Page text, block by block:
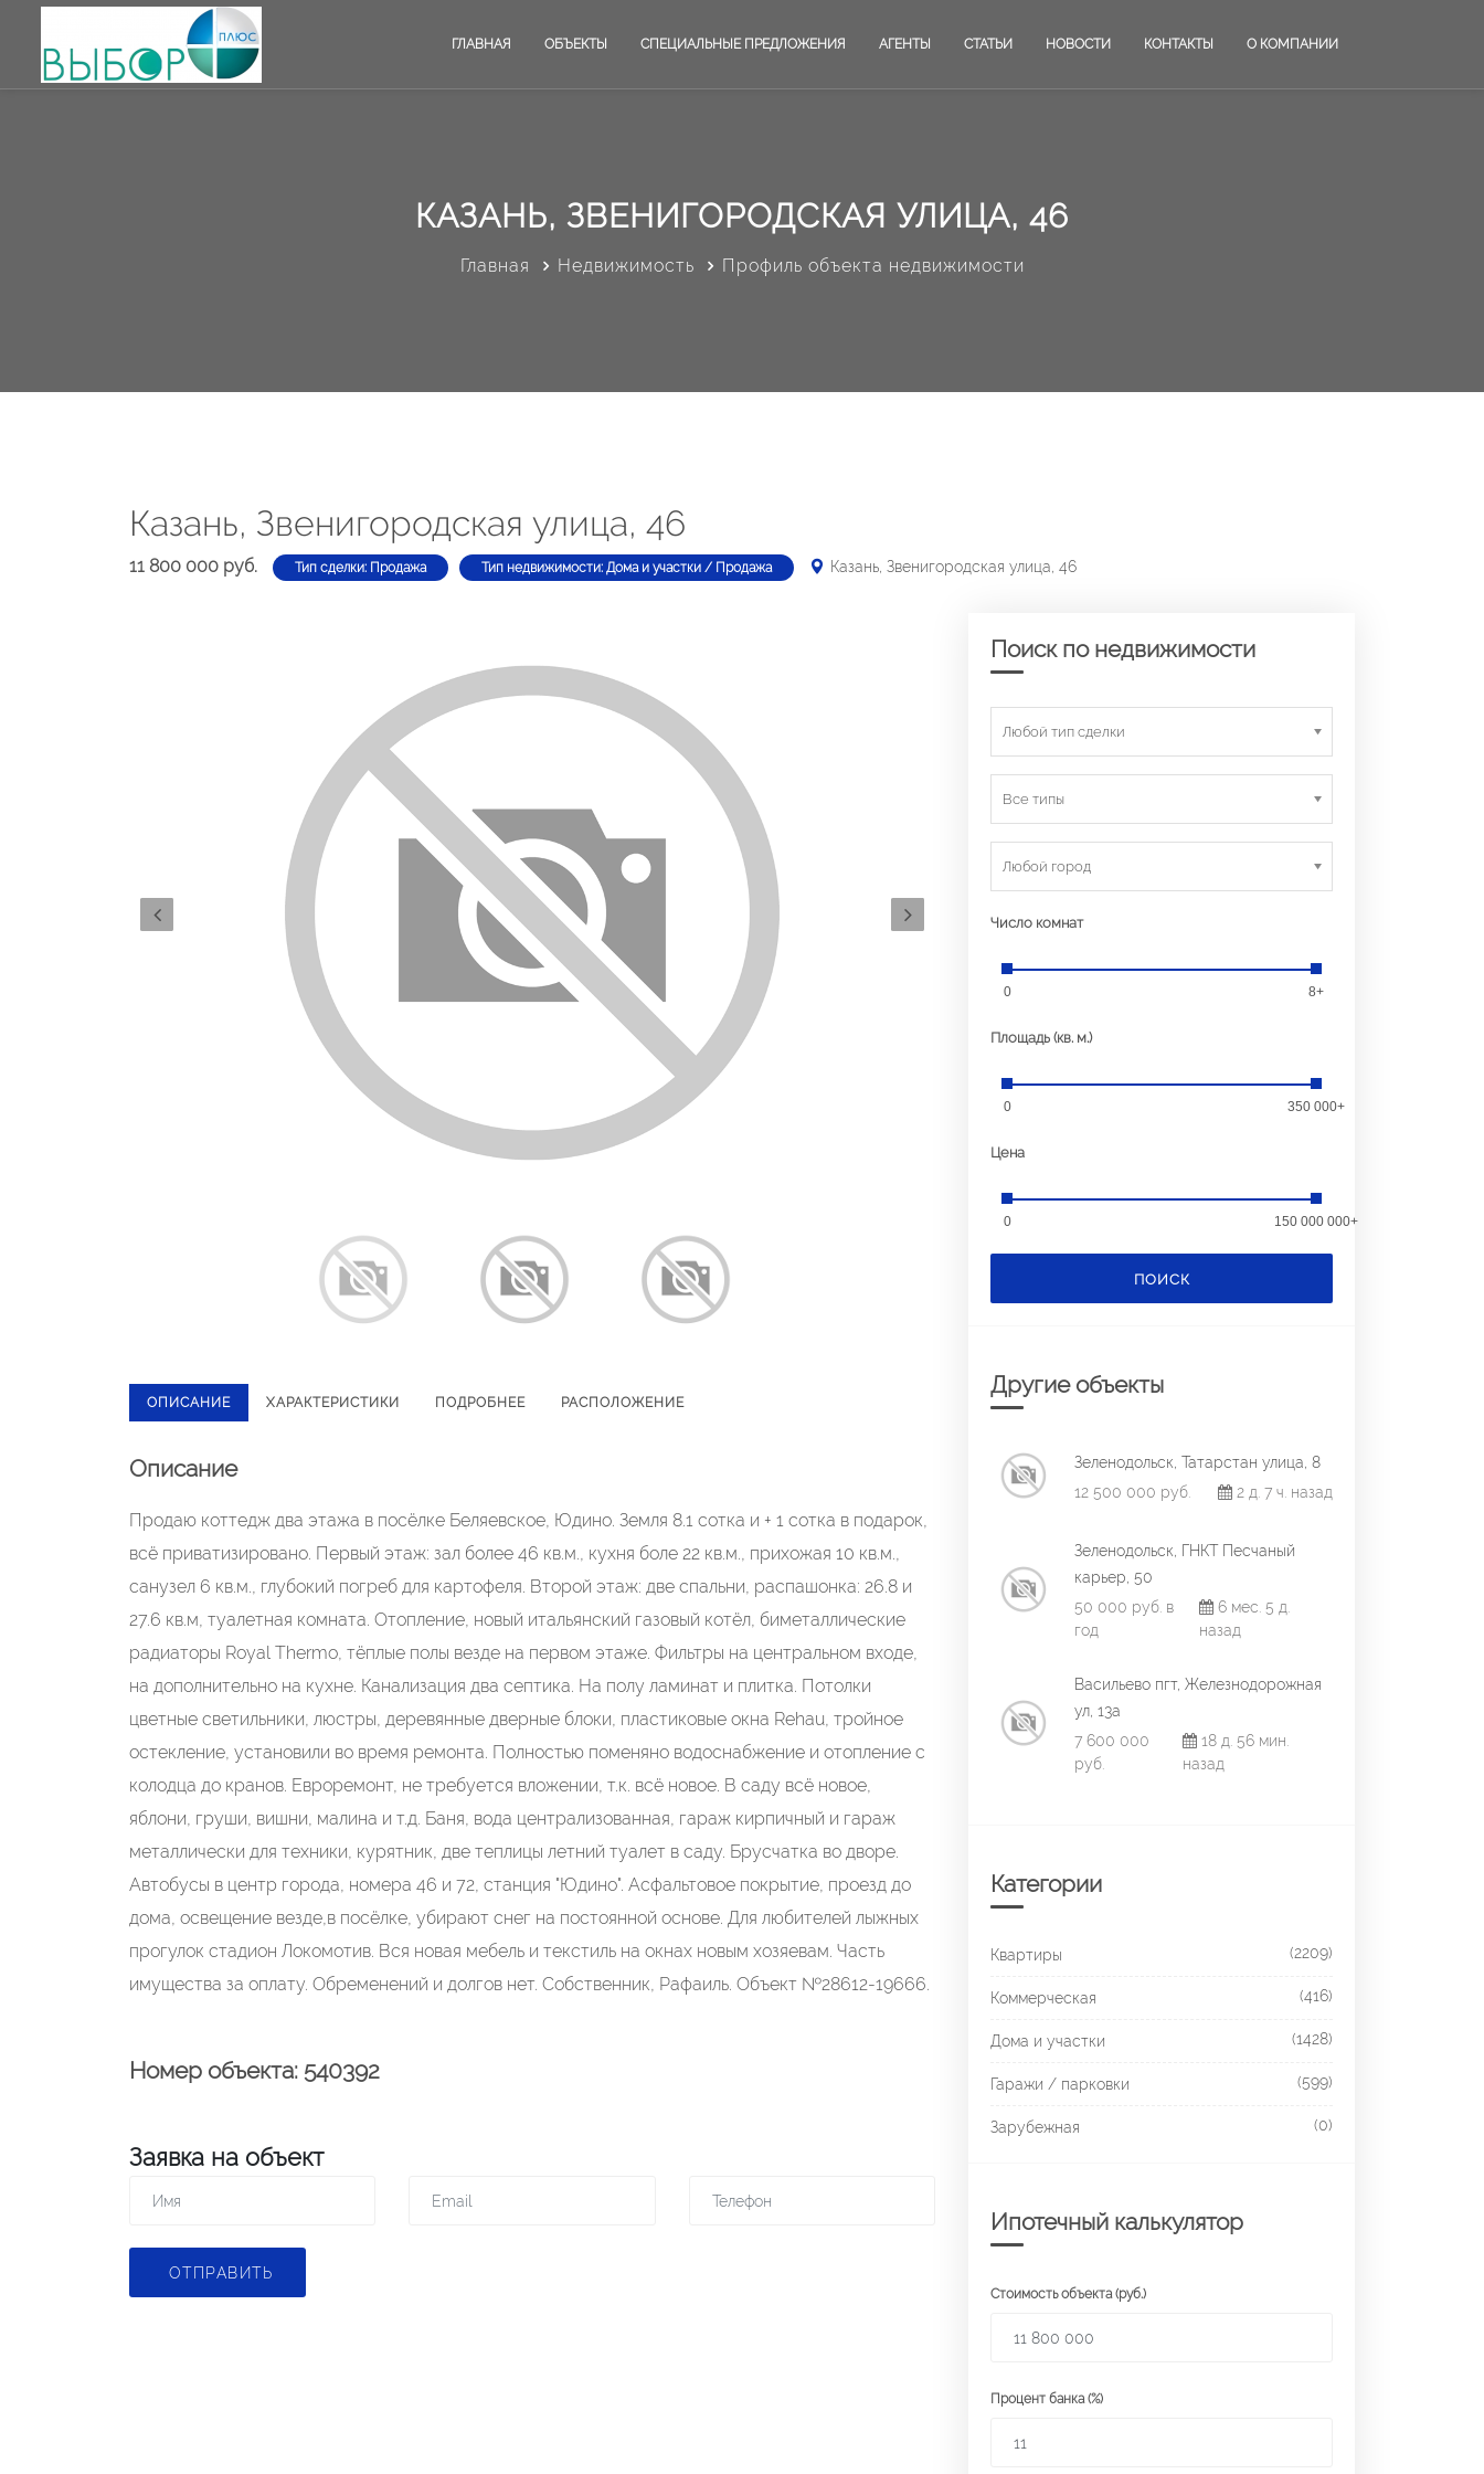
ГЛАВНАЯ ОБЪЕКТЫ СПЕЦИАЛЬНЫЕ ПРЕДЛОЖЕНИЯ АГЕНТЫ СТАТЬИ НОВОСТИ КОНТАКТЫ О КОМПАНИИ
КАЗАНЬ, ЗВЕНИГОРОДСКАЯ УЛИЦА, 46
Главная Недвижимость Профиль объекта недвижимости
Казань, Звенигородская улица, 46
11 800 000 руб. Тип сделки: Продажа Тип недвижимости: Дома и участки / Продажа Казань, Звенигородская улица, 46
ОПИСАНИЕ ХАРАКТЕРИСТИКИ ПОДРОБНЕЕ РАСПОЛОЖЕНИЕ
Описание
Продаю коттедж два этажа в посёлке Беляевское, Юдино. Земля 8.1 сотка и + 1 сотка в подарок,
всё приватизировано. Первый этаж: зал более 46 кв.м., кухня боле 22 кв.м., прихожая 10 кв.м.,
санузел 6 кв.м., глубокий погреб для картофеля. Второй этаж: две спальни, распашонка: 26.8 и
27.6 кв.м, туалетная комната. Отопление, новый итальянский газовый котёл, биметаллические
радиаторы Royal Thermo, тёплые полы везде на первом этаже. Фильтры на центральном входе,
на дополнительно на кухне. Канализация два септика. На полу ламинат и плитка. Потолки
цветные светильники, люстры, деревянные дверные блоки, пластиковые окна Rehau, тройное
остекление, установили во время ремонта. Полностью поменяно водоснабжение и отопление с
колодца до кранов. Евроремонт, не требуется вложении, т.к. всё новое. В саду всё новое,
яблони, груши, вишни, малина и т.д. Баня, вода централизованная, гараж кирпичный и гараж
металлически для техники, курятник, две теплицы летний туалет в саду. Брусчатка во дворе.
Автобусы в центр города, номера 46 и 72, станция "Юдино". Асфальтовое покрытие, проезд до
дома, освещение везде,в посёлке, убирают снег на постоянной основе. Для любителей лыжных
прогулок стадион Локомотив. Вся новая мебель и текстиль на окнах новым хозяевам. Часть
имущества за оплату. Обременений и долгов нет. Собственник, Рафаиль. Объект №28612-19666.
Номер объекта: 540392
Заявка на объект
ОТПРАВИТЬ
Поиск по недвижимости
Любой тип сделки
Все типы
Любой город
Число комнат
0 8+
Площадь (кв. м.)
0 350 000+
Цена
0 150 000 000+
ПОИСК
Другие объекты
Зеленодольск, Татарстан улица, 8
12 500 000 руб.
2 д. 7 ч. назад
Зеленодольск, ГНКТ Песчаный
карьер, 50
50 000 руб. в
год
6 мес. 5 д.
назад
Васильево пгт, Железнодорожная
ул, 13а
7 600 000
руб.
18 д. 56 мин.
назад
Категории
Квартиры (2209)
Коммерческая (416)
Дома и участки (1428)
Гаражи / парковки (599)
Зарубежная (0)
Ипотечный калькулятор
Стоимость объекта (руб.)
Процент банка (%)